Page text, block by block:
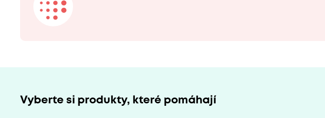
Vyberte si produkty, které pomáhají